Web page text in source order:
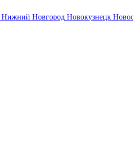
Нижний Новгород Новокузнецк